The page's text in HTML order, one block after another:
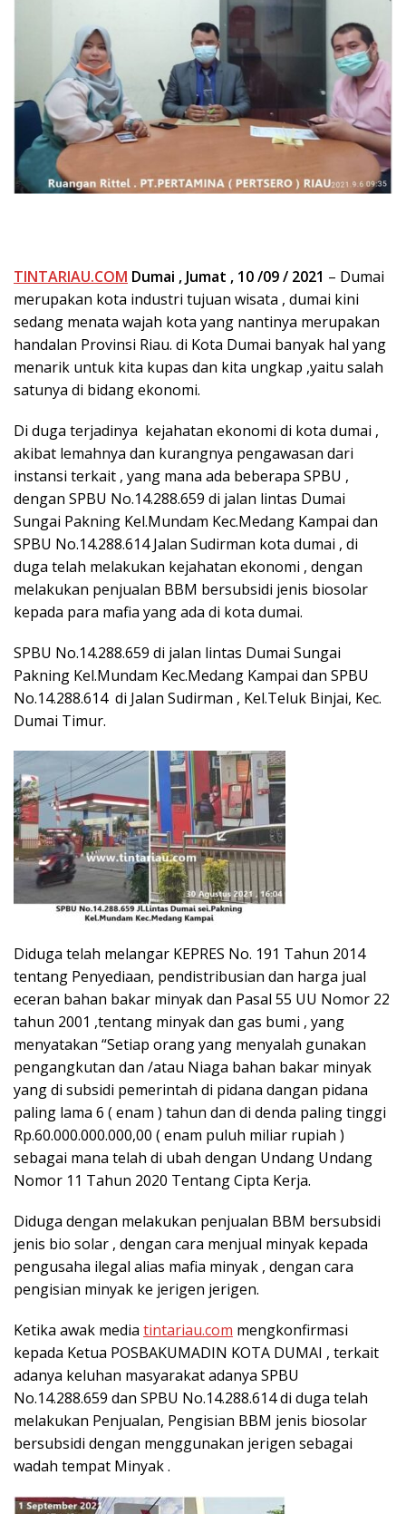
TINTARIAU.COM Dumai , Jumat , 10 /09/ 2021 – Dumai
merupakan kota industri tujuan wisata , dumai kini
sedang menata wajah kota yang nantinya merupakan
handalan Provinsi Riau. di Kota Dumai banyak hal yang
menarik untuk kita kupas dan kita ungkap ,yaitu salah
satunya di bidang ekonomi.
Di duga terjadinya kejahatan ekonomi di kota dumai ,
akibat lemahnya dan kurangnya pengawasan dari
instansi terkait , yang mana ada beberapa SPBU ,
dengan SPBU No.14.288.659 di jalan lintas Dumai
Sungai Pakning Kel.Mundam Kec.Medang Kampai dan
SPBU No.14.288.614 Jalan Sudirman kota dumai , di
duga telah melakukan kejahatan ekonomi , dengan
melakukan penjualan BBM bersubsidi jenis biosolar
kepada para mafia yang ada di kota dumai.
SPBU No.14.288.659 di jalan lintas Dumai Sungai
Pakning Kel.Mundam Kec.Medang Kampai dan SPBU
No.14.288.614 di Jalan Sudirman , Kel.Teluk Binjai, Kec.
Dumai Timur.
Diduga telah melangar KEPRES No. 191 Tahun 2014
tentang Penyediaan, pendistribusian dan harga jual
eceran bahan bakar minyak dan Pasal 55 UU Nomor 22
tahun 2001 ,tentang minyak dan gas bumi , yang
menyatakan “Setiap orang yang menyalah gunakan
pengangkutan dan /atau Niaga bahan bakar minyak
yang di subsidi pemerintah di pidana dangan pidana
paling lama 6 ( enam ) tahun dan di denda paling tinggi
Rp.60.000.000.000,00 ( enam puluh miliar rupiah )
sebagai mana telah di ubah dengan Undang Undang
Nomor 11 Tahun 2020 Tentang Cipta Kerja.
Diduga dengan melakukan penjualan BBM bersubsidi
jenis bio solar , dengan cara menjual minyak kepada
pengusaha ilegal alias mafia minyak , dengan cara
pengisian minyak ke jerigen jerigen.
Ketika awak media tintariau.com mengkonfirmasi
kepada Ketua POSBAKUMADIN KOTA DUMAI , terkait
adanya keluhan masyarakat adanya SPBU
No.14.288.659 dan SPBU No.14.288.614 di duga telah
melakukan Penjualan, Pengisian BBM jenis biosolar
bersubsidi dengan menggunakan jerigen sebagai
wadah tempat Minyak .